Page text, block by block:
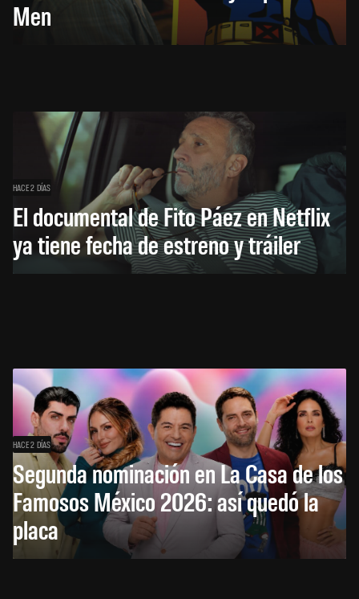
Men
HACE 2 DÍAS
El documental de Fito Páez en Netflix
ya tiene fecha de estreno y tráiler
HACE 2 DÍAS
Segunda nominación en La Casa de los
Famosos México 2026: así quedó la
placa